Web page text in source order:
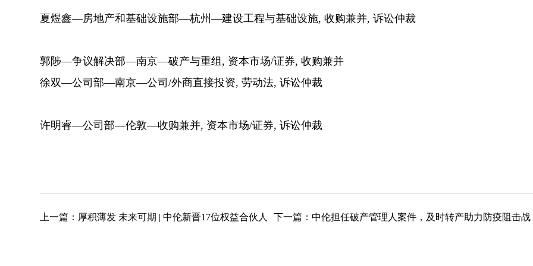
夏煜鑫—房地产和基础设施部—杭州—建设工程与基础设施, 收购兼并, 诉讼仲裁
郭陟—争议解决部—南京—破产与重组, 资本市场/证券, 收购兼并
徐双—公司部—南京—公司/外商直接投资, 劳动法, 诉讼仲裁
许明睿—公司部—伦敦—收购兼并, 资本市场/证券, 诉讼仲裁
上一篇： 厚积薄发 未来可期 | 中伦新晋17位权益合伙人 下一篇：中伦担任破产管理人案件，及时转产助力防疫阻击战